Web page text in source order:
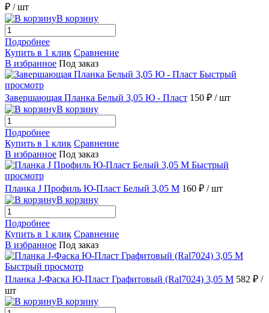
₽ / шт
В корзину
Подробнее
Купить в 1 клик Сравнение
В избранное Под заказ
Быстрый
просмотр
Завершающая Планка Белый 3,05 Ю - Пласт 150 ₽ / шт
В корзину
Подробнее
Купить в 1 клик Сравнение
В избранное Под заказ
Быстрый
просмотр
Планка J Профиль Ю-Пласт Белый 3,05 М 160 ₽ / шт
В корзину
Подробнее
Купить в 1 клик Сравнение
В избранное Под заказ
Быстрый просмотр
Планка J-Фаска Ю-Пласт Графитовый (Ral7024) 3,05 М 582 ₽ /
шт
В корзину